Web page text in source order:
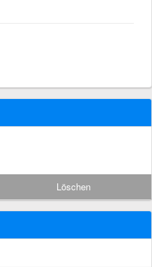
Löschen